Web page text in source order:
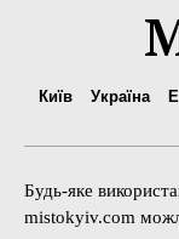
Київ Україна
Будь-яке
mistokyiv.com